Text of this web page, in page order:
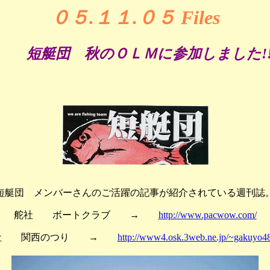
０５.１１.０５ Files
短艇団 秋のＯＬＭに参加しました
艇団 メンバーさんのご活躍の記事が紹介されている週刊誌。
舵社 ボートクラブ → http://www.pacwow.com/
関西のつり → http://www4.osk.3web.ne.jp/